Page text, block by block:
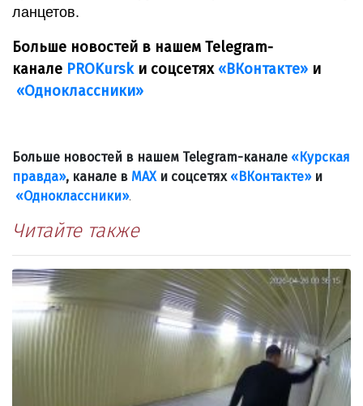
ланцетов.
Больше новостей в нашем Telegram-
канале PROKurskи соцсетях «ВКонтакте» и
«Одноклассники»
Больше новостей в нашем Telegram-канале «Курская
правда», канале в МАХи соцсетях «ВКонтакте»и
«Одноклассники».
Читайте также